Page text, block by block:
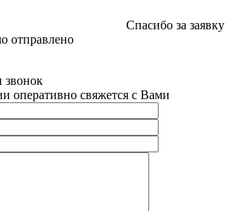
Спасибо за заявку
отправлено
звонок
оперативно свяжется с Вами